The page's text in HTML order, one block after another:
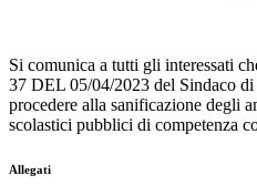
Si comunica a tutti gli interessati
37 DEL 05/04/2023 del Sindaco
procedere alla sanificazione degli
scolastici pubblici di competenza
Allegati